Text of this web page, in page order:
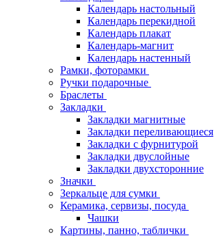
Календарь настольный
Календарь перекидной
Календарь плакат
Календарь-магнит
Календарь настенный
Рамки, фоторамки
Ручки подарочные
Браслеты
Закладки
Закладки магнитные
Закладки переливающиеся
Закладки с фурнитурой
Закладки двуслойные
Закладки двухсторонние
Значки
Зеркальце для сумки
Керамика, сервизы, посуда
Чашки
Картины, панно, таблички